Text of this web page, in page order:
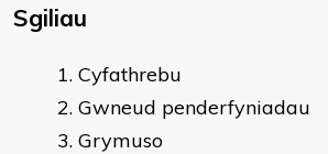
Sgiliau
Cyfathrebu
Gwneud penderfyniadau
Grymuso